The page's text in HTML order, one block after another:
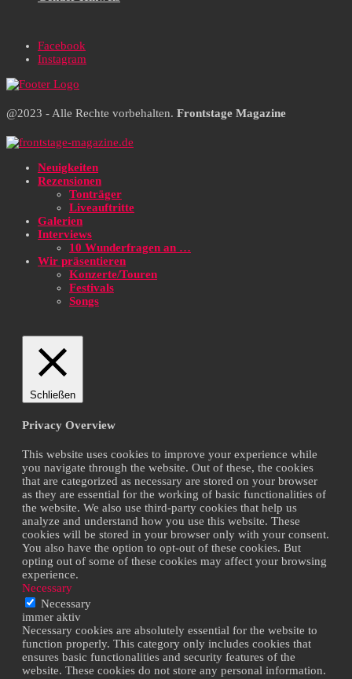
Facebook
Instagram
@2023 - Alle Rechte vorbehalten. Frontstage Magazine
Neuigkeiten
Rezensionen
Tonträger
Liveauftritte
Galerien
Interviews
10 Wunderfragen an …
Wir präsentieren
Konzerte/Touren
Festivals
Songs
Schließen
Privacy Overview
This website uses cookies to improve your experience while
you navigate through the website. Out of these, the cookies
that are categorized as necessary are stored on your browser
as they are essential for the working of basic functionalities of
the website. We also use third-party cookies that help us
analyze and understand how you use this website. These
cookies will be stored in your browser only with your consent.
You also have the option to opt-out of these cookies. But
opting out of some of these cookies may affect your browsing
experience.
Necessary
Necessary
immer aktiv
Necessary cookies are absolutely essential for the website to
function properly. This category only includes cookies that
ensures basic functionalities and security features of the
website. These cookies do not store any personal information.